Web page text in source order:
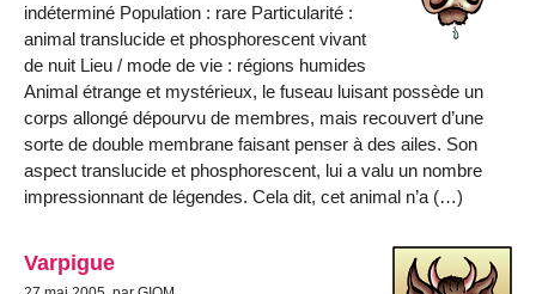
indéterminé Population : rare Particularité :
animal translucide et phosphorescent vivant
de nuit Lieu / mode de vie : régions humides
Animal étrange et mystérieux, le fuseau luisant possède un
corps allongé dépourvu de membres, mais recouvert d’une
sorte de double membrane faisant penser à des ailes. Son
aspect translucide et phosphorescent, lui a valu un nombre
impressionnant de légendes. Cela dit, cet animal n’a (…)
Varpigue